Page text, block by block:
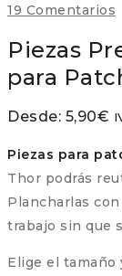
19 Comentarios
Piezas
para
Desde: 5,90€
Piezas para
Thor podrás
Plancharlas
trabajo sin que
Elige el tamaño